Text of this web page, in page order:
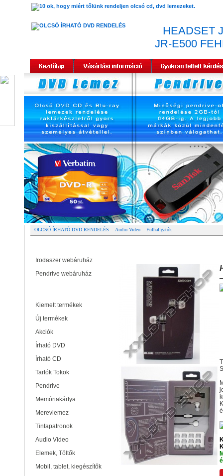
HEADSET
JR-E500
OLCSÓ ÍRHATÓ DVD RENDELÉS Audio Video Fülhallgatók
Irodaszer webáruház
Pendrive webáruház
Kiemelt termékek
Új termékek
Akciók
Írható DVD
Írható CD
Tartók Tokok
Pendrive
Memóriakártya
Merevlemez
Tintapatronok
Audio Video
Elemek, Töltők
Mobil, tablet, kiegészítők